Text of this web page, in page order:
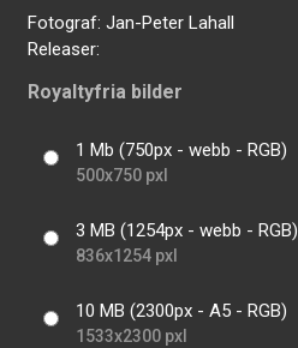
Fotograf:Jan-Peter Lahall
Releaser:
Royaltyfria bilder
1 Mb (750px - webb - RGB)
500x750 pxl
3 MB (1254px - webb - RGB)
836x1254 pxl
10 MB (2300px - A5 - RGB)
1533x2300 pxl